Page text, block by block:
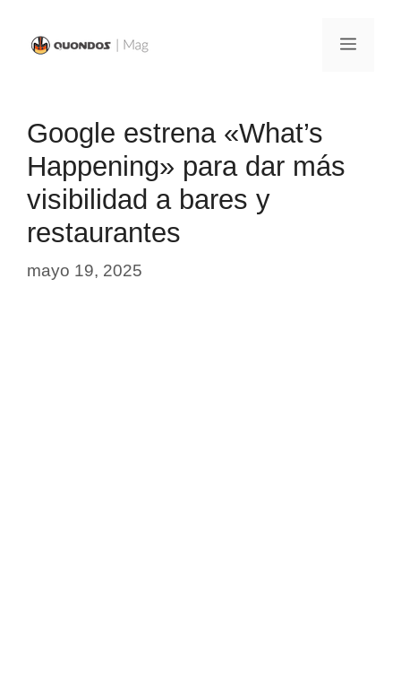
Menú
Google estrena «What’s
Happening» para dar más
visibilidad a bares y
restaurantes
mayo 19, 2025